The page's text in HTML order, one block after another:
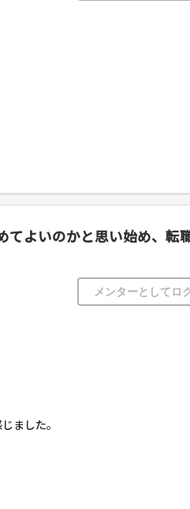
よいのかと思い始め、転
メンターとしてロ
ました。